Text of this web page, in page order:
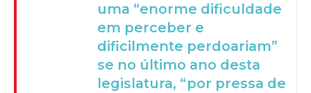
uma “enorme dificuldade
em perceber e
dificilmente perdoariam”
se no último ano desta
legislatura, “por pressa de